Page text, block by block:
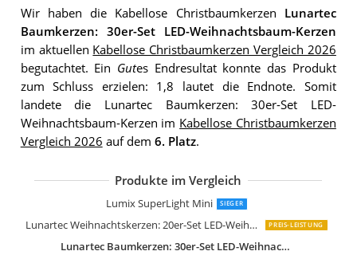
Wir haben die Kabellose Christbaumkerzen Lunartec
Baumkerzen: 30er-Set LED-Weihnachtsbaum-Kerzen
im aktuellen Kabellose Christbaumkerzen Vergleich 2026
begutachtet. Ein Gutes Endresultat konnte das Produkt
zum Schluss erzielen: 1,8 lautet die Endnote. Somit
landete die Lunartec Baumkerzen: 30er-Set LED-
Weihnachtsbaum-Kerzen im Kabellose Christbaumkerzen
Vergleich 2026 auf dem 6. Platz.
Produkte im Vergleich
Lumix SuperLight Mini SIEGER
Lunartec Weihnachtskerzen: 20er-Set LED-Weihnachtsbaumkerzen PREIS-LEISTUNG
Lunartec Baumkerzen: 30er-Set LED-Weihnachtsbaum-Kerzen
30 LED Weihnachtsbaumkerzen